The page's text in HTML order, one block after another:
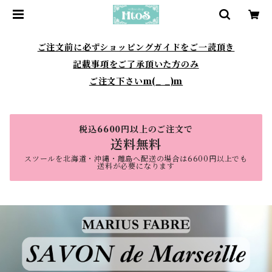
ご注文前に必ずショッピングガイドをご一読頂き
記載事項をご了承頂いた方のみ
ご注文下さいm(_ _)m
税込6600円以上のご注文で
送料無料
スツールを北海道・沖縄・離島へ配送の場合は6600円以上でも
送料が必要になります